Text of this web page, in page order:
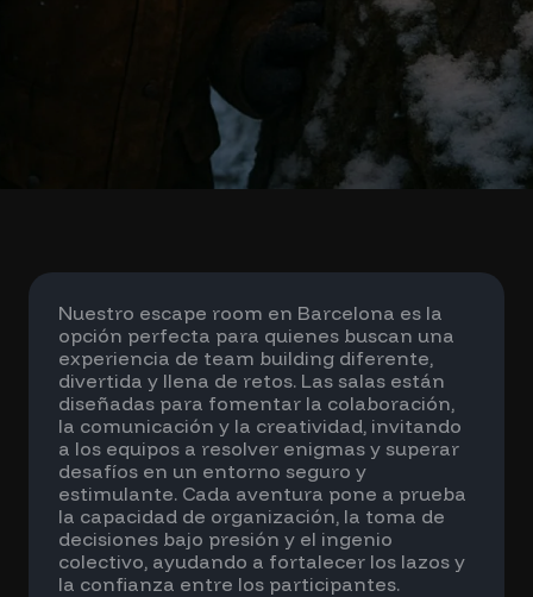
Nuestro escape room en Barcelona es la
opción perfecta para quienes buscan una
experiencia de team building diferente,
divertida y llena de retos. Las salas están
diseñadas para fomentar la colaboración,
la comunicación y la creatividad, invitando
a los equipos a resolver enigmas y superar
desafíos en un entorno seguro y
estimulante. Cada aventura pone a prueba
la capacidad de organización, la toma de
decisiones bajo presión y el ingenio
colectivo, ayudando a fortalecer los lazos y
la confianza entre los participantes.